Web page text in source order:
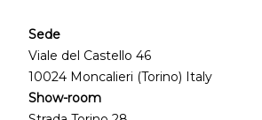
Sede
Viale del Castello 46
10024 Moncalieri (Torino) Italy
Show-room